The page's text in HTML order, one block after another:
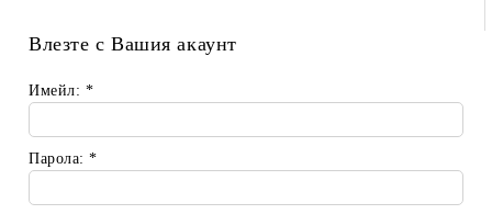
Влезте с Вашия акаунт
Имейл: *
Парола:*